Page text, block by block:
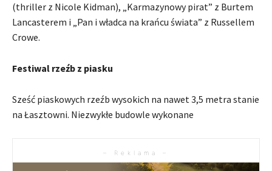
(thriller z Nicole Kidman), „Karmazynowy pirat” z Burtem
Lancasterem i „Pan i władca na krańcu świata” z Russellem
Crowe.
Festiwal rzeźb z piasku
Sześć piaskowych rzeźb wysokich na nawet 3,5 metra stanie
na Łasztowni. Niezwykłe budowle wykonane
– Reklama –